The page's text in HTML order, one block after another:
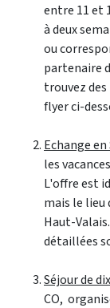
entre 11 et
à deux
ou
partenaire
trouvez
flyer ci-
Echange
les
L'offre est
mais le lieu
Haut-
détaillées
Séjour de
CO,